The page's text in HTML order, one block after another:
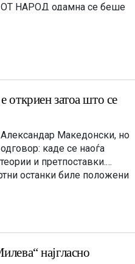
НАРОД одамна се беше
[…]
откриен затоа што се
Македонски, но
каде се наоѓа
и претпоставки.
останки биле положени
кон различни
најгласно